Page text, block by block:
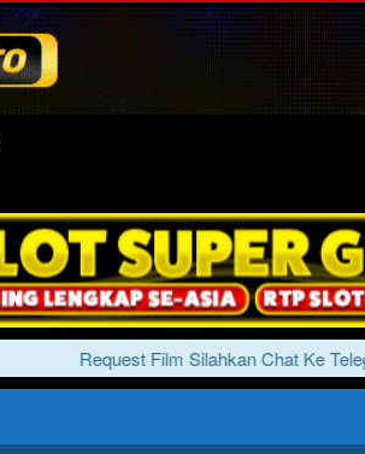
Request Film Silahkan Chat Ke Telegram